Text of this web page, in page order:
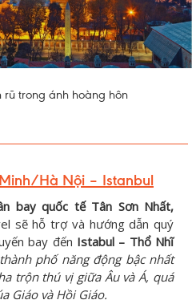
rũ trong ánh hoàng hôn
Hà Nội – Istanbul
bay quốc tế Tân Sơn Nhất,
sẽ hỗ trợ và hướng dẫn quý
bay đến Istabul – Thổ Nhĩ
phố năng động bậc nhất
trộn thú vị giữa Âu và Á, quá
Giáo và Hồi Giáo.